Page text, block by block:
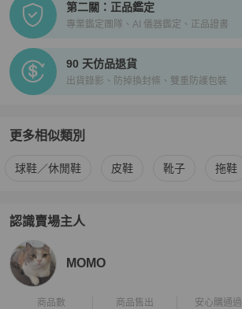
第二關：正品鑑定
專業鑑定團隊、AI 儀器鑑定、正品證書
90 天仿品退貨
出貨錄影、防掉換封條、雙重防護包裝
更多相似類別
更多Karl Lagerfeld 男鞋相似商品推薦
球鞋／休閒鞋 皮鞋 靴子 拖鞋
認識賣場主人
PopChill 拍拍圈嚴選賣家
MOMO
商品數 商品售出 安心購通過